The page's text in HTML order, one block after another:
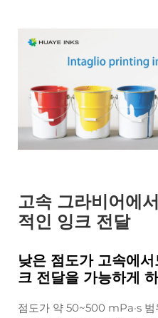
고속 그라비어에
적인 잉크 전달
낮은 점도가 고속에
크 전달을 가능하게
점도가 약 50~500 mPa·s